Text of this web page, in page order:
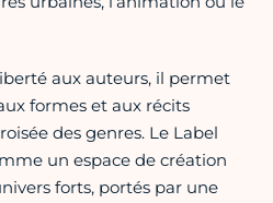
aux auteurs, il permet
formes et aux récits
des genres. Le Label
un espace de création
forts, portés par une